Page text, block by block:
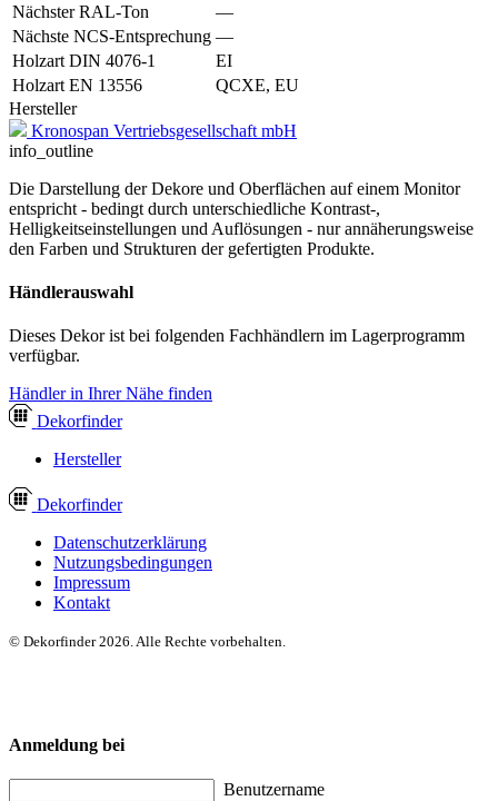
Nächster RAL-Ton
—
Nächste NCS-Entsprechung —
Holzart DIN 4076-1
EI
Holzart EN 13556
QCXE, EU
Hersteller
Kronospan Vertriebsgesellschaft mbH
info_outline
Die Darstellung der Dekore und Oberflächen auf einem Monitor
entspricht - bedingt durch unterschiedliche Kontrast-,
Helligkeitseinstellungen und Auflösungen - nur annäherungsweise
den Farben und Strukturen der gefertigten Produkte.
Händlerauswahl
Dieses Dekor ist bei folgenden Fachhändlern im Lagerprogramm
verfügbar.
Händler in Ihrer Nähe finden
Dekorfinder
Hersteller
Dekorfinder
Datenschutzerklärung
Nutzungsbedingungen
Impressum
Kontakt
© Dekorfinder 2026. Alle Rechte vorbehalten.
Anmeldung bei
Benutzername